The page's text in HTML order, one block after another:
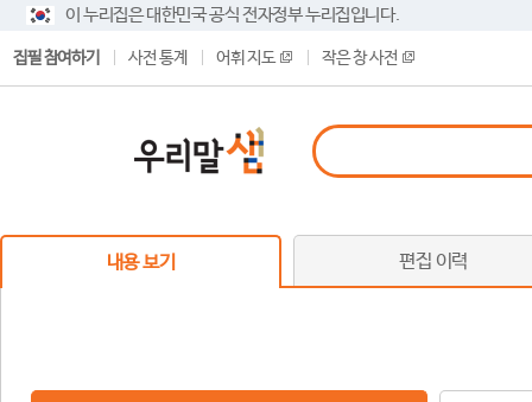
이 누리집은 대한민국 공식 전자정부 누리집입니다.
집필 참여하기 사전 통계 어휘 지도 작은 창 사전
내용 보기 편집 이력